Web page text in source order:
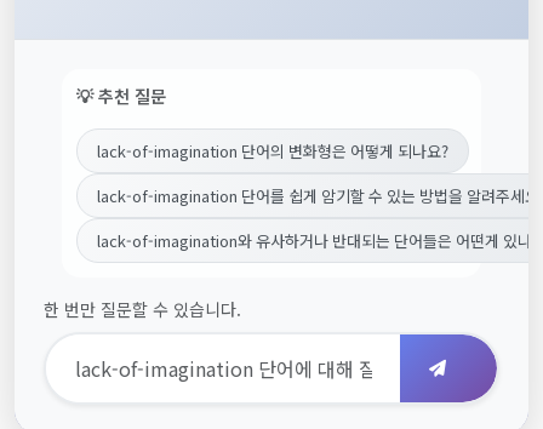
💡 추천 질문
lack-of-imagination 단어의 변화형은 어떻게 되나요?
lack-of-imagination 단어를 쉽게 암기할 수 있는 방법을 알려주세요.
lack-of-imagination와 유사하거나 반대되는 단어들은 어떤게 있나
한 번만 질문할 수 있습니다.